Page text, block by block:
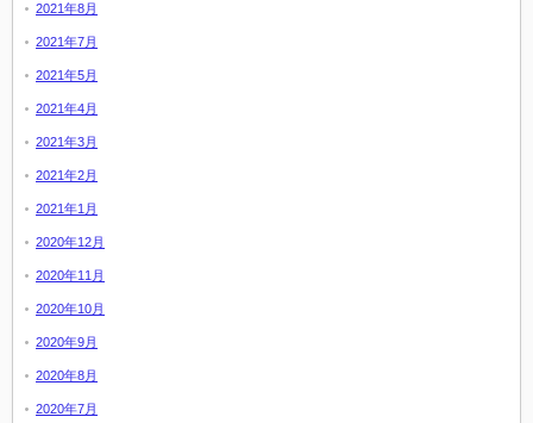
2021年8月
2021年7月
2021年5月
2021年4月
2021年3月
2021年2月
2021年1月
2020年12月
2020年11月
2020年10月
2020年9月
2020年8月
2020年7月